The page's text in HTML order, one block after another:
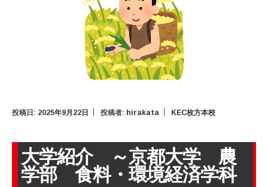
投稿日: 2025年9月22日 投稿者: hirakata KEC枚方本校
大学紹介 ～京都大学 農
学部 食料・環境経済学科